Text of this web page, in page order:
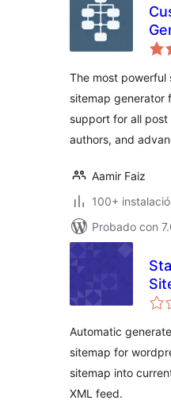
The most powerful
sitemap generator
support for all
authors, and
Aamir Faiz
100+
Probado con
Automatic
sitemap for
sitemap into
XML feed.